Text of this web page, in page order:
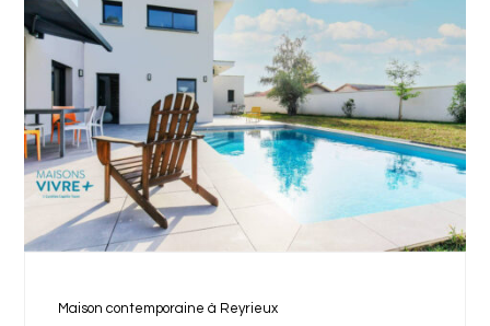
Maison contemporaine à Reyrieux